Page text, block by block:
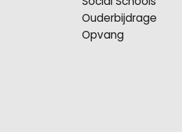
Ouderbijdrage
Opvang